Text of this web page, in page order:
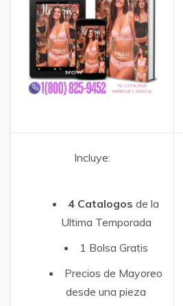
Incluye:
4 Catalogos de la
Ultima Temporada
1 Bolsa Gratis
Precios de Mayoreo
desde una pieza